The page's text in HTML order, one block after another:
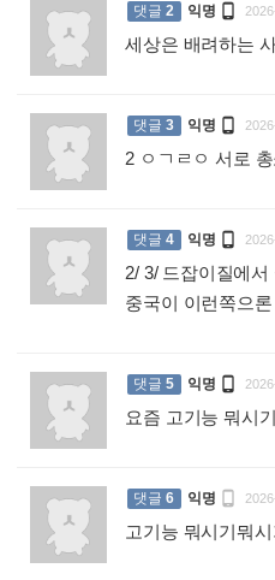
댓글 2 익명 
세상은 배려하는
댓글 3 익명 
2 ㅇㄱㄹㅇ 서로
댓글 4 익명 
2/ 3/ 드잡이질에
중국이 이런쪽으
댓글 5 익명 
요즘 고기능 뭐시
댓글 6 익명 
고기능 뭐시기뭐